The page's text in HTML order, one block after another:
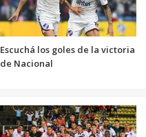
Escuchá los goles de la victoria
de Nacional